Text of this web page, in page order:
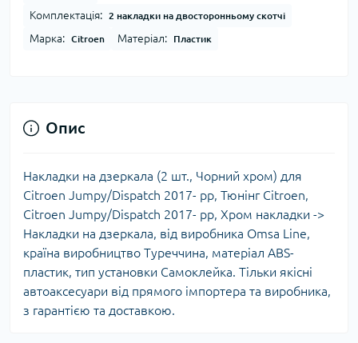
Комплектація: 2 накладки на двосторонньому скотчі
Марка: Citroen Матеріал: Пластик
Опис
Накладки на дзеркала (2 шт., Чорний хром) для
Citroen Jumpy/Dispatch 2017- рр, Тюнінг Citroen,
Citroen Jumpy/Dispatch 2017- рр, Хром накладки ->
Накладки на дзеркала, від виробника Omsa Line,
країна виробництво Туреччина, матеріал ABS-
пластик, тип установки Самоклейка. Тільки якісні
автоаксесуари від прямого імпортера та виробника,
з гарантією та доставкою.